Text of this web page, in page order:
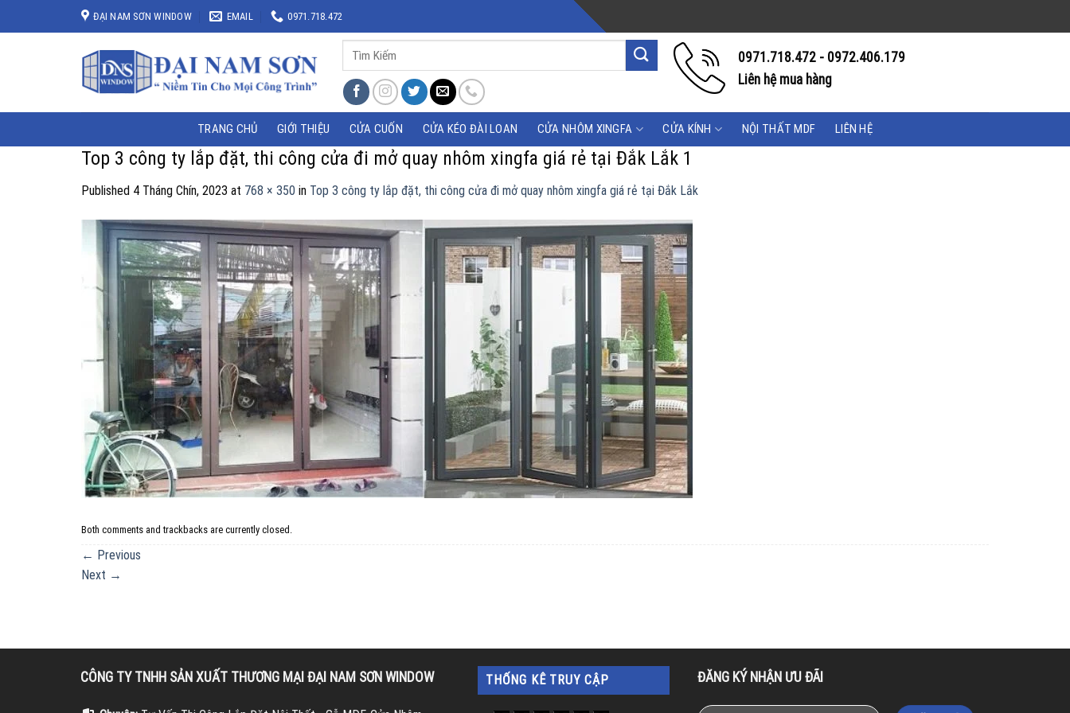
to
ĐẠI NAM SƠN WINDOW EMAIL 0971.718.472
Tìm
0971.718.472 - 0972.406.179
Liên hệ mua hàng
TRANG CHỦ GIỚI THIỆU CỬA CUỐN CỬA KÉO ĐÀI LOAN CỬA NHÔM XINGFA CỬA KÍNH NỘI THẤT MDF LIÊN HỆ
Top 3 công ty lắp đặt, thi công cửa đi mở quay nhôm xingfa giá rẻ tại Đắk Lắk 1
Published 4 Tháng Chín, 2023 at 768 × 350 in Top 3 công ty lắp đặt, thi công cửa đi mở quay nhôm xingfa giá rẻ tại Đắk Lắk
Both comments and trackbacks are currently closed.
← Previous
Next →
CÔNG TY TNHH SẢN XUẤT THƯƠNG MẠI ĐẠI NAM SƠN WINDOW THỐNG KÊ TRUY CẬP ĐĂNG KÝ NHẬN ƯU ĐÃI